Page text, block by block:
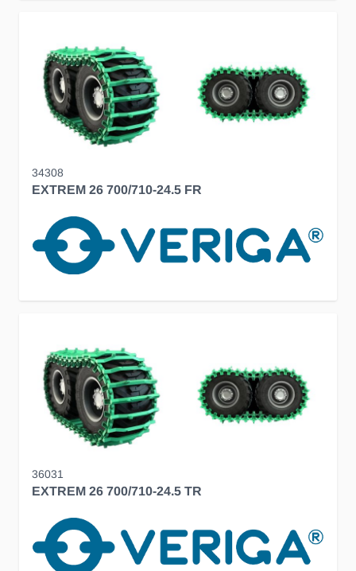
34308
EXTREM 26 700/710-24.5 FR
36031
EXTREM 26 700/710-24.5 TR